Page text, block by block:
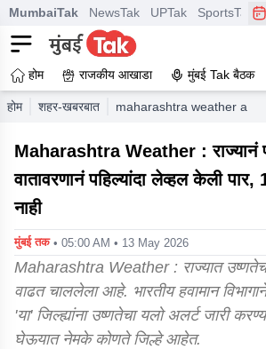
MumbaiTak NewsTak UPTak SportsTak
होम राजकीय आखाडा मुंबई Tak बैठक
होम शहर-खबरबात maharashtra weather a
Maharashtra Weather : राज्यानं
वातावरणानं पहिल्यांदा लेव्हल केली
नाही
मुंबई तक • 05:00 AM • 13 May 2026
Maharashtra Weather : राज्यात उष्णतेचा
वाढत चाललेला आहे. भारतीय हवामान
'या' जिल्ह्यांना उष्णतेचा यलो अलर्ट जारी
घेऊयात नेमके कोणते जिल्हे आहेत.